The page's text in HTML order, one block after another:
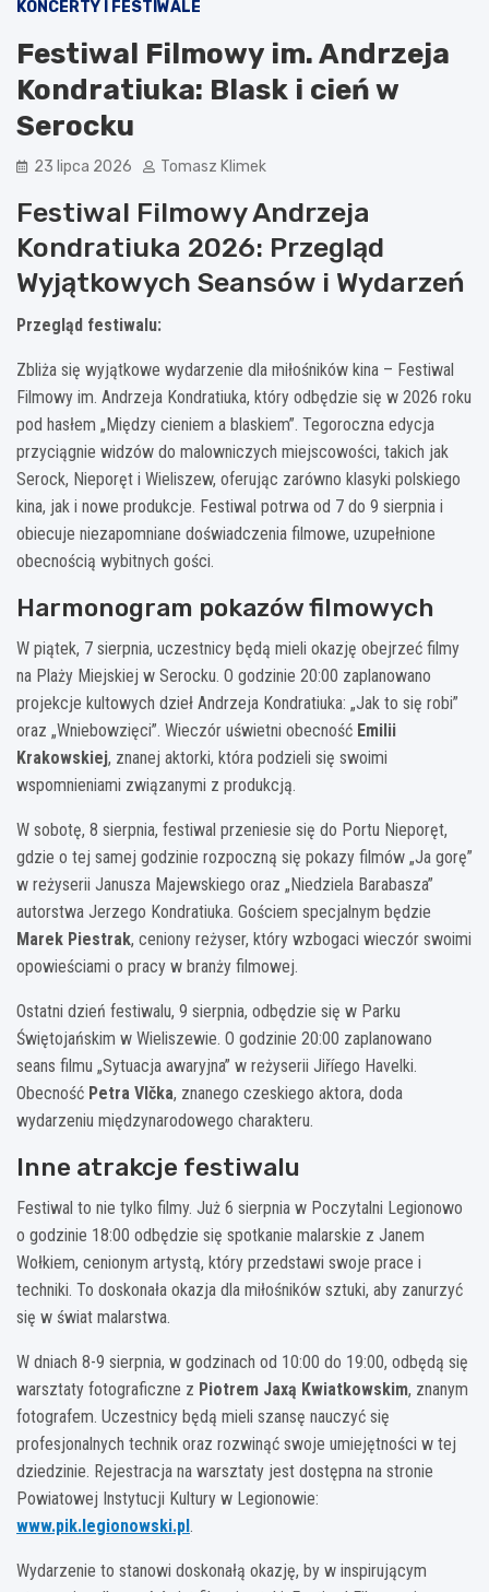
KONCERTY I FESTIWALE
Festiwal Filmowy im. Andrzeja
Kondratiuka: Blask i cień w
Serocku
23 lipca 2026 Tomasz Klimek
Festiwal Filmowy Andrzeja
Kondratiuka 2026: Przegląd
Wyjątkowych Seansów i Wydarzeń
Przegląd festiwalu:
Zbliża się wyjątkowe wydarzenie dla miłośników kina – Festiwal
Filmowy im. Andrzeja Kondratiuka, który odbędzie się w 2026 roku
pod hasłem „Między cieniem a blaskiem”. Tegoroczna edycja
przyciągnie widzów do malowniczych miejscowości, takich jak
Serock, Nieporęt i Wieliszew, oferując zarówno klasyki polskiego
kina, jak i nowe produkcje. Festiwal potrwa od 7 do 9 sierpnia i
obiecuje niezapomniane doświadczenia filmowe, uzupełnione
obecnością wybitnych gości.
Harmonogram pokazów filmowych
W piątek, 7 sierpnia, uczestnicy będą mieli okazję obejrzeć filmy
na Plaży Miejskiej w Serocku. O godzinie 20:00 zaplanowano
projekcje kultowych dzieł Andrzeja Kondratiuka: „Jak to się robi”
oraz „Wniebowzięci”. Wieczór uświetni obecność Emilii
Krakowskiej, znanej aktorki, która podzieli się swoimi
wspomnieniami związanymi z produkcją.
W sobotę, 8 sierpnia, festiwal przeniesie się do Portu Nieporęt,
gdzie o tej samej godzinie rozpoczną się pokazy filmów „Ja gorę”
w reżyserii Janusza Majewskiego oraz „Niedziela Barabasza”
autorstwa Jerzego Kondratiuka. Gościem specjalnym będzie
Marek Piestrak, ceniony reżyser, który wzbogaci wieczór swoimi
opowieściami o pracy w branży filmowej.
Ostatni dzień festiwalu, 9 sierpnia, odbędzie się w Parku
Świętojańskim w Wieliszewie. O godzinie 20:00 zaplanowano
seans filmu „Sytuacja awaryjna” w reżyserii Jiříego Havelki.
Obecność Petra Vlčka, znanego czeskiego aktora, doda
wydarzeniu międzynarodowego charakteru.
Inne atrakcje festiwalu
Festiwal to nie tylko filmy. Już 6 sierpnia w Poczytalni Legionowo
o godzinie 18:00 odbędzie się spotkanie malarskie z Janem
Wołkiem, cenionym artystą, który przedstawi swoje prace i
techniki. To doskonała okazja dla miłośników sztuki, aby zanurzyć
się w świat malarstwa.
W dniach 8-9 sierpnia, w godzinach od 10:00 do 19:00, odbędą się
warsztaty fotograficzne z Piotrem Jaxą Kwiatkowskim, znanym
fotografem. Uczestnicy będą mieli szansę nauczyć się
profesjonalnych technik oraz rozwinąć swoje umiejętności w tej
dziedzinie. Rejestracja na warsztaty jest dostępna na stronie
Powiatowej Instytucji Kultury w Legionowie:
www.pik.legionowski.pl.
Wydarzenie to stanowi doskonałą okazję, by w inspirującym